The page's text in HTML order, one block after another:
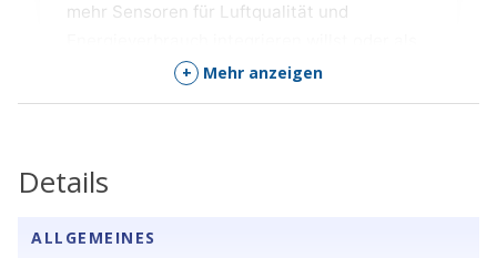
mehr Sensoren für Luftqualität und
Industrieingenieur in einer Produktionshalle
drahtlose Überwachung hinzufügst: Dieses
um und sendet sie parallel via MQTT an
auf WisGateOS 2 (OpenWrt-basiert) bietet
+ Mehr anzeigen
Details
ALLGEMEINES